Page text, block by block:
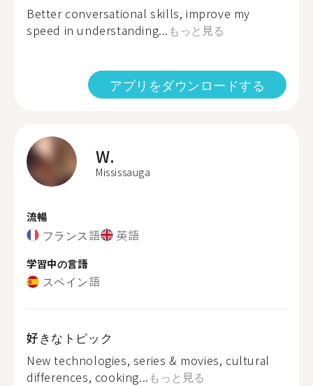
Better conversational skills, improve my
speed in understanding... もっと見る
アプリをダウンロードする
W.
Mississauga
流暢
フランス語 英語
学習中の言語
スペイン語
好きなトピック
New technologies, series & movies, cultural
differences, cooking... もっと見る